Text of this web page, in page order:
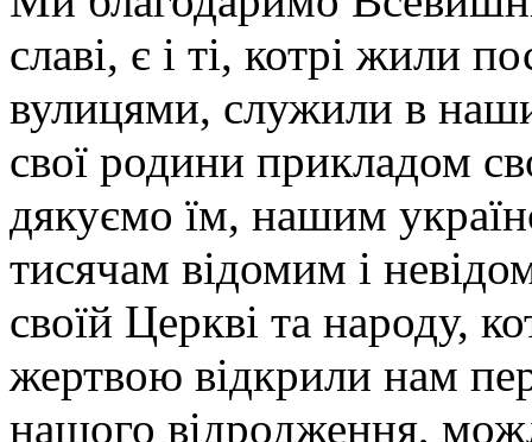
славі, є і ті, котрі жили
вулицями, служили в
свої родини прикладом
дякуємо їм, нашим
тисячам відомим і
своїй Церкві та народу,
жертвою відкрили нам
нашого відродження,